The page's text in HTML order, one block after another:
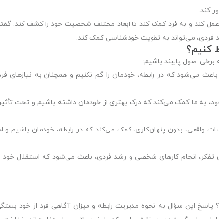
کند.
عمل کند و به فرد کمک کند تا ابعاد مختلف شخصیت خود را کشف کند.
فردی، می‌تواند به تقویت خودشناسی کمک کند.
کنیم؟
برخی اصول پایبند باشیم:
می‌شود که در رابطه، خودمان را گم نکنیم و همچنان به نیازهای
به ما کمک می‌کند که درک بهتری از خودمان داشته باشیم و تحت
واقعی، بدون پنهان‌کاری، کمک می‌کند که در رابطه، خودمان باشیم
تفکر، انجام کارهای شخصی و رشد فردی، باعث می‌شود که استقلال خود
پاسخ این سؤال به نحوه مدیریت رابطه و میزان آگاهی فرد از خود